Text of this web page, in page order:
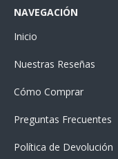
NAVEGACIÓN
Inicio
Nuestras Reseñas
Cómo Comprar
Preguntas Frecuentes
Política de Devolución